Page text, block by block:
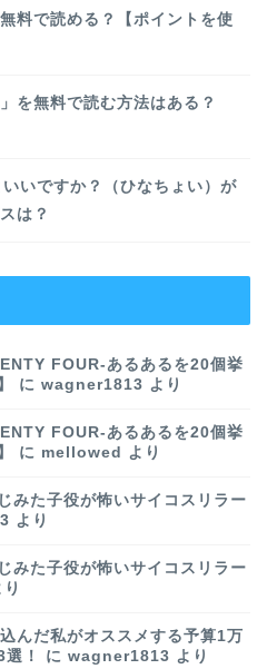
料で読める？【ポイントを使
を無料で読む方法はある？
いですか？（ひなちょい）が
は？
FOUR-あるあるを20個挙
に wagner1813 より
FOUR-あるあるを20個挙
に mellowed より
みた子役が怖いサイコスリラー
より
みた子役が怖いサイコスリラー
り
んだ私がオススメする予算1万
！
に wagner1813 より